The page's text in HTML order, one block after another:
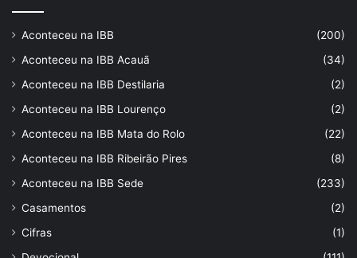
Aconteceu na IBB
(200)
Aconteceu na IBB Acauã
(34)
Aconteceu na IBB Destilaria
(2)
Aconteceu na IBB Lourenço
(2)
Aconteceu na IBB Mata do Rolo
(22)
Aconteceu na IBB Ribeirão Pires
(8)
Aconteceu na IBB Sede
(233)
Casamentos
(2)
Cifras
(1)